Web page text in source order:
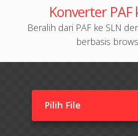
Konverter PAF
Beralih dari PAF ke SLN
berbasis
Pilih File